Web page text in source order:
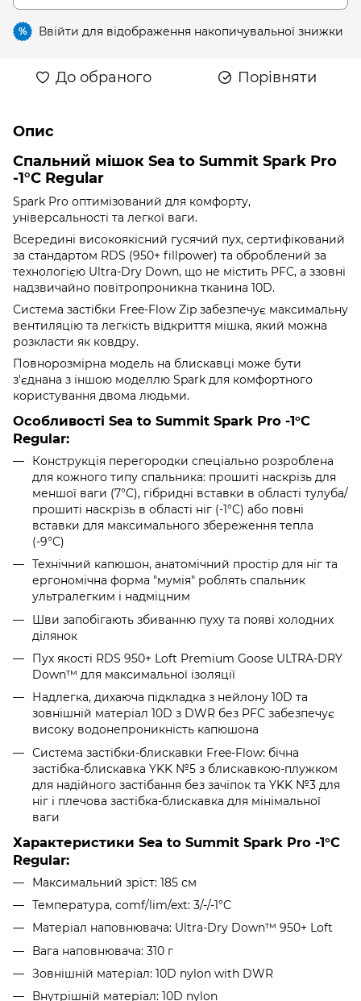
% Ввійти для відображення накопичувальної знижки
До обраного Порівняти
Опис
Спальний мішок Sea to Summit Spark Pro
-1°C Regular
Spark Pro оптимізований для комфорту,
універсальності та легкої ваги.
Всередині високоякісний гусячий пух, сертифікований
за стандартом RDS (950+ fillpower) та оброблений за
технологією Ultra-Dry Down, що не містить PFC, а ззовні
надзвичайно повітропроникна тканина 10D.
Система застібки Free-Flow Zip забезпечує максимальну
вентиляцію та легкість відкриття мішка, який можна
розкласти як ковдру.
Повнорозмірна модель на блискавці може бути
з'єднана з іншою моделлю Spark для комфортного
користування двома людьми.
Особливості Sea to Summit Spark Pro -1°C
Regular:
Конструкція перегородки спеціально розроблена
для кожного типу спальника: прошиті наскрізь для
меншої ваги (7°C), гібридні вставки в області тулуба/
прошиті наскрізь в області ніг (-1°C) або повні
вставки для максимального збереження тепла
(-9°C)
Технічний капюшон, анатомічний простір для ніг та
ергономічна форма "мумія" роблять спальник
ультралегким і надміцним
Шви запобігають збиванню пуху та появі холодних
ділянок
Пух якості RDS 950+ Loft Premium Goose ULTRA-DRY
Down™ для максимальної ізоляції
Надлегка, дихаюча підкладка з нейлону 10D та
зовнішній матеріал 10D з DWR без PFC забезпечує
високу водонепроникність капюшона
Система застібки-блискавки Free-Flow: бічна
застібка-блискавка YKK №5 з блискавкою-плужком
для надійного застібання без зачіпок та YKK №3 для
ніг і плечова застібка-блискавка для мінімальної
ваги
Характеристики Sea to Summit Spark Pro -1°C
Regular:
Максимальний зріст: 185 см
Температура, comf/lim/ext: 3/-/-1°C
Матеріал наповнювача: Ultra-Dry Down™ 950+ Loft
Вага наповнювача: 310 г
Зовнішній матеріал: 10D nylon with DWR
Внутрішній матеріал: 10D nylon